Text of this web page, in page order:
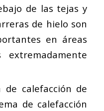
de las tejas y
de hielo son
en áreas
calefacción de
de calefacción